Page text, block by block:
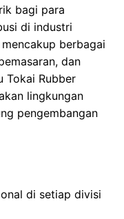
bagi para
di industri
berbagai
dan
Tokai Rubber
lingkungan
pengembangan
di setiap divisi